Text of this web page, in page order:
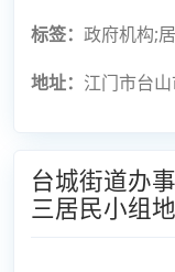
标签： 政府机构;
地址： 江门市台
台城街道办
三居民小组